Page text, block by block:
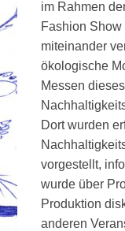
im Rahmen
Fashion
miteinander
ökologische
Messen
Dort wurden
vorgestellt,
wurde über
Produktion
anderen